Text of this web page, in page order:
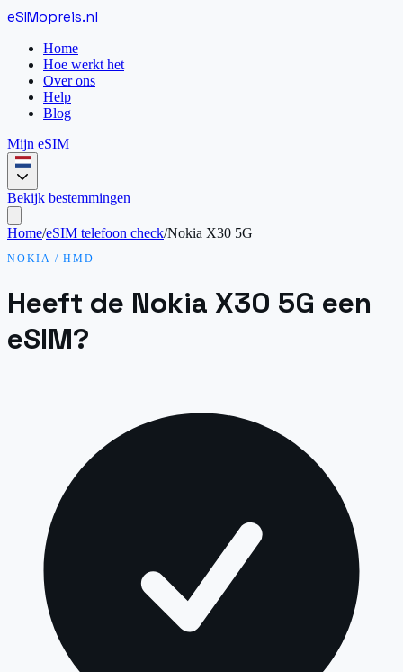
eSIMopreis.nl
Home
Hoe werkt het
Over ons
Help
Blog
Mijn eSIM
Bekijk bestemmingen
Home/eSIM telefoon check/Nokia X30 5G
NOKIA / HMD
Heeft de Nokia X30 5G een
eSIM?